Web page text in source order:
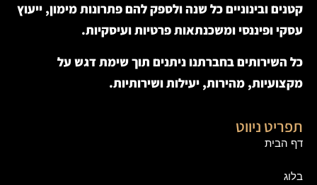
קטנים ובינוניים כל שנה ולספק להם פתרונות מימון, ייעוץ
עסקי ופיננסי ומשכנתאות פרטיות ועיסקיות.
כל השירותים בחברתנו ניתנים תוך שימת דגש על
מקצועיות, מהירות, יעילות ושירותיות.
תפריט ניווט
דף הבית
בלוג